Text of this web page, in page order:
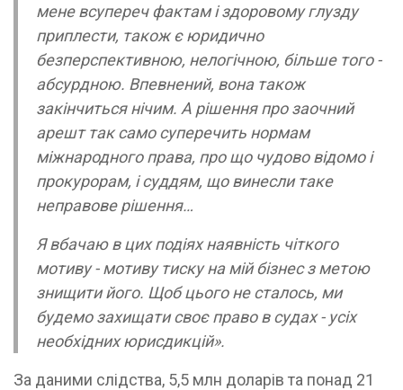
мене всупереч фактам і здоровому глузду
приплести, також є юридично
безперспективною, нелогічною, більше того -
абсурдною. Впевнений, вона також
закінчиться нічим. А рішення про заочний
арешт так само суперечить нормам
міжнародного права, про що чудово відомо і
прокурорам, і суддям, що винесли таке
неправове рішення…
Я вбачаю в цих подіях наявність чіткого
мотиву - мотиву тиску на мій бізнес з метою
знищити його. Щоб цього не сталось, ми
будемо захищати своє право в судах - усіх
необхідних юрисдикцій».
За даними слідства, 5,5 млн доларів та понад 21